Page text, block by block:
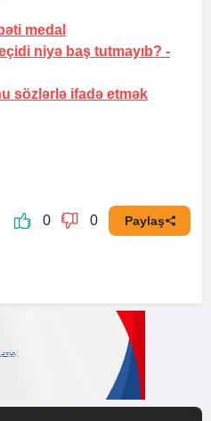
medal
niyə baş tutmayıb? -
sözlərlə ifadə etmək
0 0 Paylaş